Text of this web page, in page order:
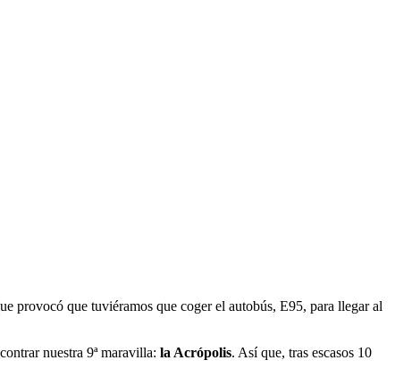
que tuviéramos que coger el autobús, E95, para llegar al
nuestra 9ª maravilla: la Acrópolis. Así que, tras escasos 10